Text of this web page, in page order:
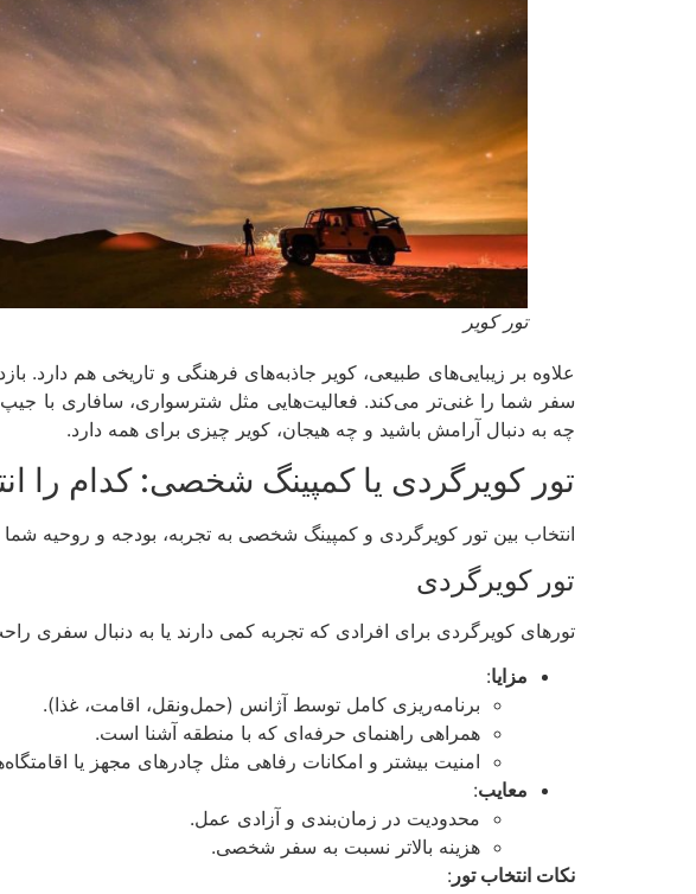
تور کویر
علاوه بر زیبایی‌های طبیعی، کویر جاذبه‌های فرهنگی و تاریخی هم دارد.
سفر شما را غنی‌تر می‌کند. فعالیت‌هایی مثل شترسواری، سافاری با
چه به دنبال آرامش باشید و چه هیجان، کویر چیزی برای همه دارد.
تور کویرگردی یا کمپینگ شخصی: کدام را
انتخاب بین تور کویرگردی و کمپینگ شخصی به تجربه، بودجه و روحیه شما
تور کویرگردی
تورهای کویرگردی برای افرادی که تجربه کمی دارند یا به دنبال سفری
مزایا:
برنامه‌ریزی کامل توسط آژانس (حمل‌ونقل، اقامت، غذا).
همراهی راهنمای حرفه‌ای که با منطقه آشنا است.
امنیت بیشتر و امکانات رفاهی مثل چادرهای مجهز یا
معایب:
محدودیت در زمان‌بندی و آزادی عمل.
هزینه بالاتر نسبت به سفر شخصی.
نکات انتخاب تور :